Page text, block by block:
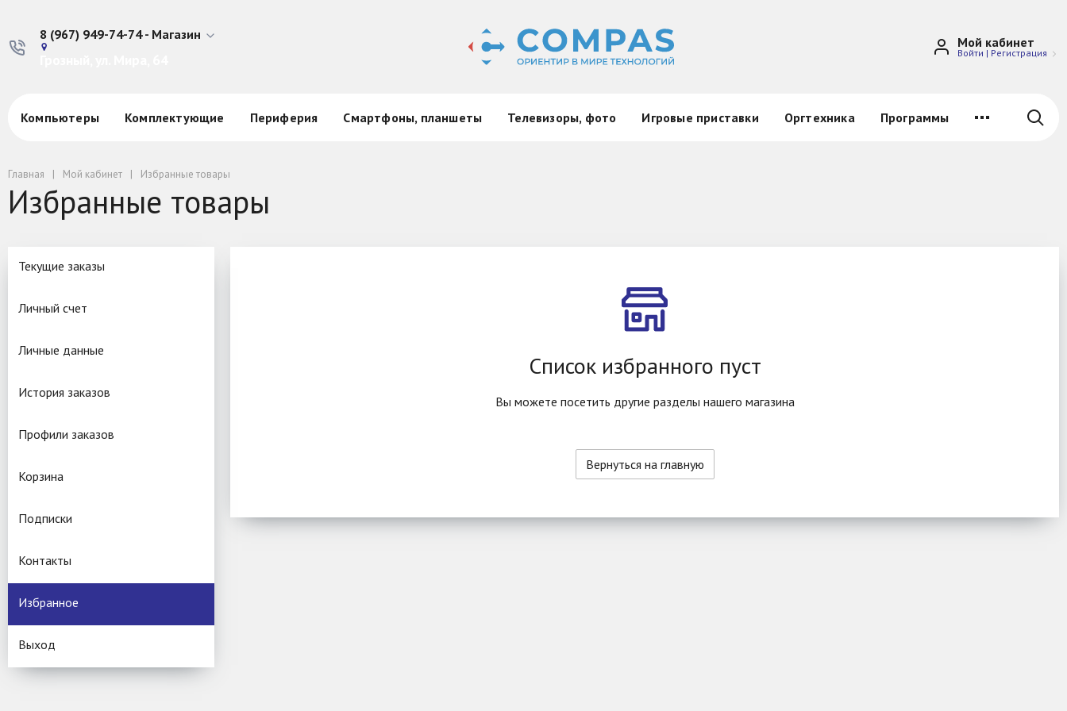
8 (967) 949-74-74 - Магазин Мой кабинет
Войти | Регистрация
Компьютеры Комплектующие Периферия Смартфоны, планшеты Телевизоры, фото Игровые приставки Оргтехника Программы
Главная Мой кабинет Избранные товары
Избранные товары
Список избранного пуст
Вы можете посетить другие разделы нашего магазина
Вернуться на главную
Текущие заказы
Личный счет
Личные данные
История заказов
Профили заказов
Корзина
Подписки
Контакты
Избранное
Выход